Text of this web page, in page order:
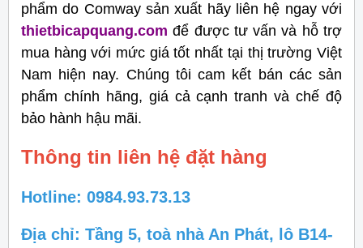
phẩm do Comway sản xuất hãy liên hệ ngay với
thietbicapquang.com để được tư vấn và hỗ trợ
mua hàng với mức giá tốt nhất tại thị trường Việt
Nam hiện nay. Chúng tôi cam kết bán các sản
phẩm chính hãng, giá cả cạnh tranh và chế độ
bảo hành hậu mãi.
Thông tin liên hệ đặt hàng
Hotline: 0984.93.73.13
Địa chỉ: Tầng 5, toà nhà An Phát, lô B14-